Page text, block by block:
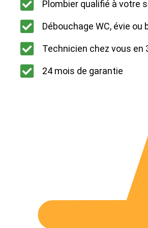
Plombier qualifié à votre
Débouchage WC, évie ou
Technicien chez vous en
24 mois de garantie